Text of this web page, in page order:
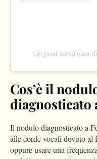
Un post condiviso
Cos’è il
diagnosticato
Il nodulo diagnosticato a
alle corde vocali dovuto al
oppure usare una